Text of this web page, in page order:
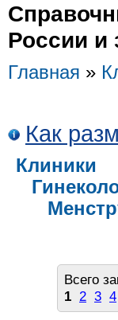
России и
Главная »
Как
Клиники
Всего
1 2 3 4